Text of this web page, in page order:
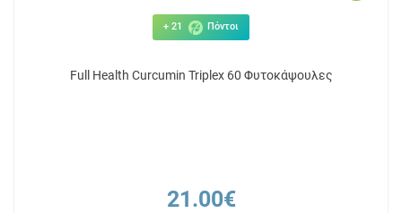
+ 21 Πόντοι
Full Health Curcumin Triplex 60 Φυτοκάψουλες
21.00€